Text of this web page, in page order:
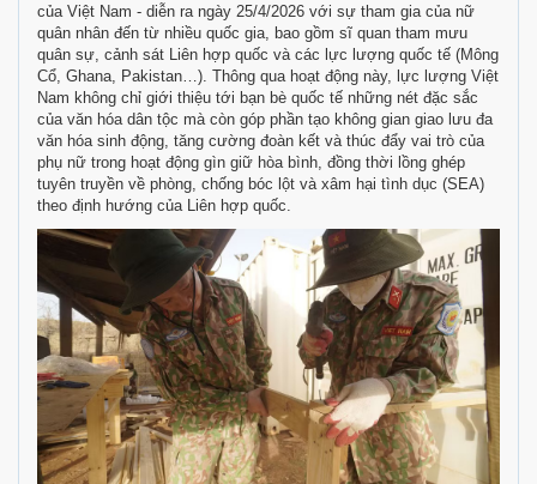
của Việt Nam - diễn ra ngày 25/4/2026 với sự tham gia của nữ
quân nhân đến từ nhiều quốc gia, bao gồm sĩ quan tham mưu
quân sự, cảnh sát Liên hợp quốc và các lực lượng quốc tế (Mông
Cổ, Ghana, Pakistan…). Thông qua hoạt động này, lực lượng Việt
Nam không chỉ giới thiệu tới bạn bè quốc tế những nét đặc sắc
của văn hóa dân tộc mà còn góp phần tạo không gian giao lưu đa
văn hóa sinh động, tăng cường đoàn kết và thúc đẩy vai trò của
phụ nữ trong hoạt động gìn giữ hòa bình, đồng thời lồng ghép
tuyên truyền về phòng, chống bóc lột và xâm hại tình dục (SEA)
theo định hướng của Liên hợp quốc.